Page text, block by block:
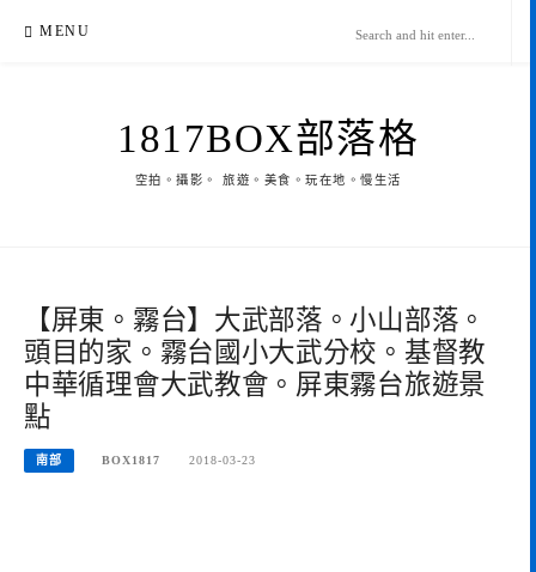
MENU
1817BOX部落格
空拍。攝影。 旅遊。美食。玩在地。慢生活
【屏東。霧台】大武部落。小山部落。
頭目的家。霧台國小大武分校。基督教
中華循理會大武教會。屏東霧台旅遊景
點
南部 BOX1817 2018-03-23